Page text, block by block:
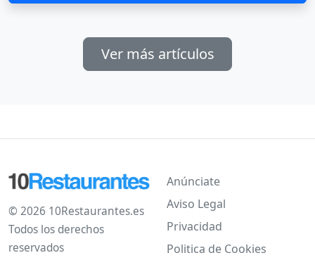
Ver más artículos
© 2026 10Restaurantes.es
Todos los derechos
reservados
Anúnciate
Aviso Legal
Privacidad
Politica de Cookies